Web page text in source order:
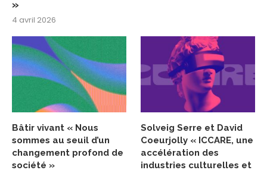
»
4 avril 2026
Bâtir vivant « Nous
sommes au seuil d’un
changement profond de
société »
Solveig Serre et David
Coeurjolly « ICCARE, une
accélération des
industries culturelles et